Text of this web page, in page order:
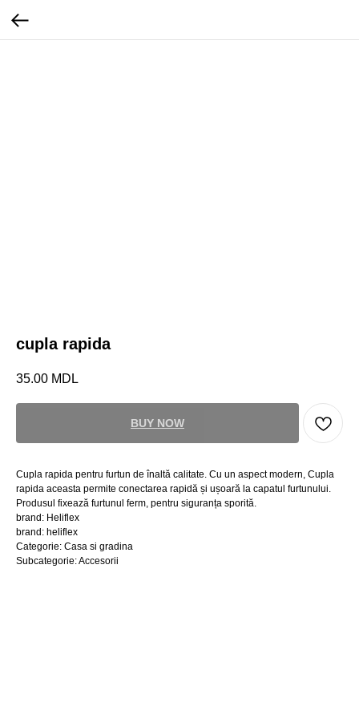
cupla rapida
35.00 MDL
BUY NOW
Cupla rapida pentru furtun de înaltă calitate. Cu un aspect modern, Cupla
rapida aceasta permite conectarea rapidă și ușoară la capatul furtunului.
Produsul fixează furtunul ferm, pentru siguranța sporită.
brand: Heliflex
brand: heliflex
Categorie: Casa si gradina
Subcategorie: Accesorii